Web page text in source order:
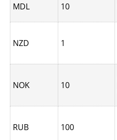
MDL 10
NZD 1
NOK 10
RUB 100